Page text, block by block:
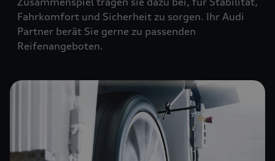
Fahrkomfort und Sicherheit zu sorgen. Ihr Audi
Partner berät Sie gerne zu passenden
Reifenangeboten.